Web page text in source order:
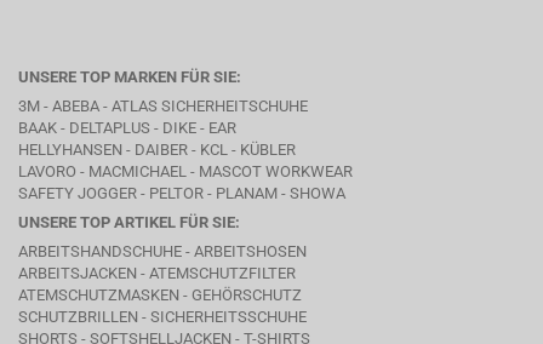
UNSERE TOP MARKEN FÜR SIE:
3M - ABEBA - ATLAS SICHERHEITSCHUHE
BAAK - DELTAPLUS - DIKE - EAR
HELLYHANSEN - DAIBER - KCL - KÜBLER
LAVORO - MACMICHAEL - MASCOT WORKWEAR
SAFETY JOGGER - PELTOR - PLANAM - SHOWA
UNSERE TOP ARTIKEL FÜR SIE:
ARBEITSHANDSCHUHE - ARBEITSHOSEN
ARBEITSJACKEN - ATEMSCHUTZFILTER
ATEMSCHUTZMASKEN - GEHÖRSCHUTZ
SCHUTZBRILLEN - SICHERHEITSSCHUHE
SHORTS - SOFTSHELLJACKEN - T-SHIRTS